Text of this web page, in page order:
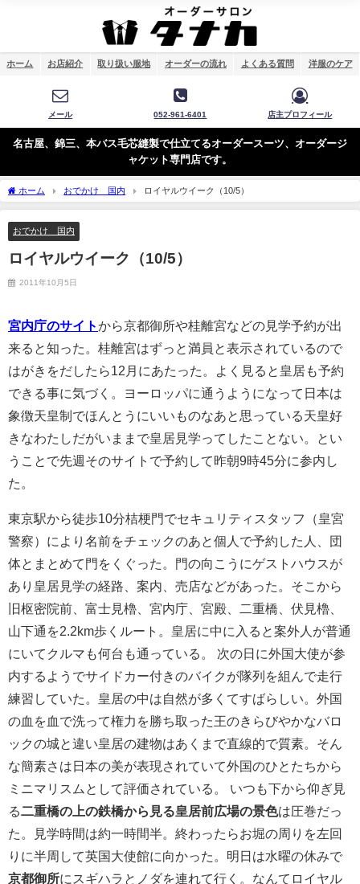
ホーム お店紹介 取り扱い服地 オーダーの流れ よくある質問 洋服のケア
メール 052-961-6401 店主プロフィール
名古屋、錦三、本バス毛芯縫製で仕立てるオーダースーツ、オーダージ
ャケット専門店です。
ホーム おでかけ 国内 ロイヤルウイーク（10/5）
おでかけ 国内
ロイヤルウイーク（10/5）
2011年10月5日
宮内庁のサイトから京都御所や桂離宮などの見学予約が出
来ると知った。桂離宮はずっと満員と表示されているので
はがきをだしたら12月にあたった。よく見ると皇居も予約
できる事に気づく。ヨーロッパに通うようになって日本は
象徴天皇制でほんとうにいいものなあと思っている天皇好
きなわたしだがいままで皇居見学ってしたことない。とい
うことで先週そのサイトで予約して昨朝9時45分に参内し
た。
東京駅から徒歩10分桔梗門でセキュリティスタッフ（皇宮
警察）により名前をチェックのあと個人で予約した人、団
体とまとめて門をくぐった。門の向こうにゲストハウスが
あり皇居見学の経路、案内、売店などがあった。そこから
旧枢密院前、富士見櫓、宮内庁、宮殿、二重橋、伏見櫓、
山下通を2.2km歩くルート。皇居に中に入ると案外人が普通
にいてクルマも何台も通っている。 次の日に外国大使が参
内するようでサイドカー付きのバイクが隊列を組んで走行
練習していた。皇居の中は自然が多くてすばらしい。外国
の血を血で洗って権力を勝ち取った王のきらびやかなバロ
ックの城と違い皇居の建物はあくまで直線的で質素。そん
な簡素さは日本の美が表現されていて外国のひとたちから
ミニマリスムとして評価されている。 いつも下から仰ぎ見
る二重橋の上の鉄橋から見る皇居前広場の景色は圧巻だっ
た。見学時間は約一時間半。終わったらお堀の周りを左回
りに半周して英国大使館に向かった。明日は水曜の休みで
京都御所にスギハラとノダを連れて行く。なんてロイヤル